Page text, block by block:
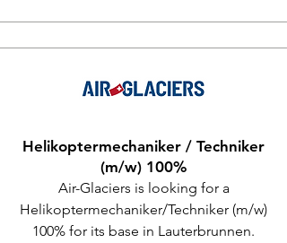
Helikoptermechaniker / Techniker
(m/w) 100%
Air-Glaciers is looking for a
Helikoptermechaniker/Techniker (m/w)
100% for its base in Lauterbrunnen.